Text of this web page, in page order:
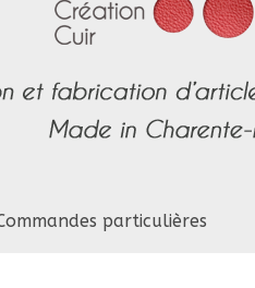
particulières